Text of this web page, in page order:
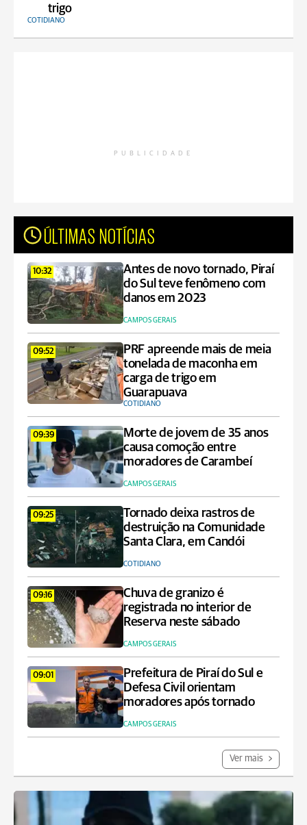
trigo
COTIDIANO
PUBLICIDADE
ÚLTIMAS NOTÍCIAS
10:32
Antes de novo tornado, Piraí
do Sul teve fenômeno com
danos em 2023
CAMPOS GERAIS
09:52
PRF apreende mais de meia
tonelada de maconha em
carga de trigo em
Guarapuava
COTIDIANO
09:39
Morte de jovem de 35 anos
causa comoção entre
moradores de Carambeí
CAMPOS GERAIS
09:25
Tornado deixa rastros de
destruição na Comunidade
Santa Clara, em Candói
COTIDIANO
09:16
Chuva de granizo é
registrada no interior de
Reserva neste sábado
CAMPOS GERAIS
09:01
Prefeitura de Piraí do Sul e
Defesa Civil orientam
moradores após tornado
CAMPOS GERAIS
Ver mais